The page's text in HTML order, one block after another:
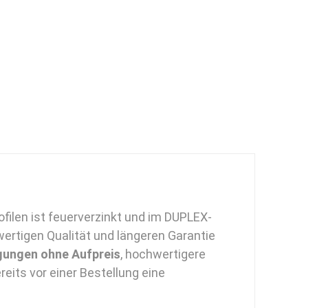
ist feuerverzinkt und im DUPLEX-
Qualität und längeren Garantie
ohne Aufpreis, hochwertigere
vor einer Bestellung eine